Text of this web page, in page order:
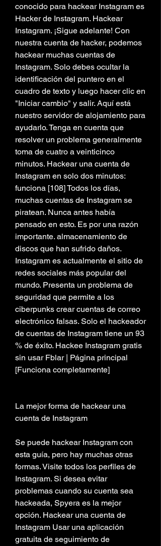
conocido para hackear Instagram es
Hacker de Instagram. Hackear
Instagram. ¡Sigue adelante! Con
nuestra cuenta de hacker, podemos
hackear muchas cuentas de
Instagram. Solo debes ocultar la
identificación del puntero en el
cuadro de texto y luego hacer clic en
"Iniciar cambio" y salir. Aquí está
nuestro servidor de alojamiento para
ayudarlo. Tenga en cuenta que
resolver un problema generalmente
toma de cuatro a veinticinco
minutos. Hackear una cuenta de
Instagram en solo dos minutos:
funciona [108] Todos los días,
muchas cuentas de Instagram se
piratean. Nunca antes había
pensado en esto. Es por una razón
importante. almacenamiento de
discos que han sufrido daños.
Instagram es actualmente el sitio de
redes sociales más popular del
mundo. Presenta un problema de
seguridad que permite a los
ciberpunks crear cuentas de correo
electrónico falsas. Solo el hackeador
de cuentas de Instagram tiene un 93
% de éxito. Hackee Instagram gratis
sin usar Fblar | Página principal
[Funciona completamente]
La mejor forma de hackear una
cuenta de Instagram
Se puede hackear Instagram con
esta guía, pero hay muchas otras
formas. Visite todos los perfiles de
Instagram. Si desea evitar
problemas cuando su cuenta sea
hackeada, Spyera es la mejor
opción. Hackear una cuenta de
Instagram Usar una aplicación
gratuita de seguimiento de